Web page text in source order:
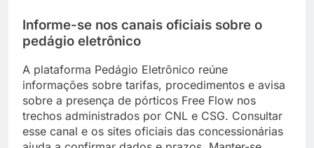
Informe-se nos canais oficiais sobre o
pedágio eletrônico
A plataforma Pedágio Eletrônico reúne
informações sobre tarifas, procedimentos e avisa
sobre a presença de pórticos Free Flow nos
trechos administrados por CNL e CSG. Consultar
esse canal e os sites oficiais das concessionárias